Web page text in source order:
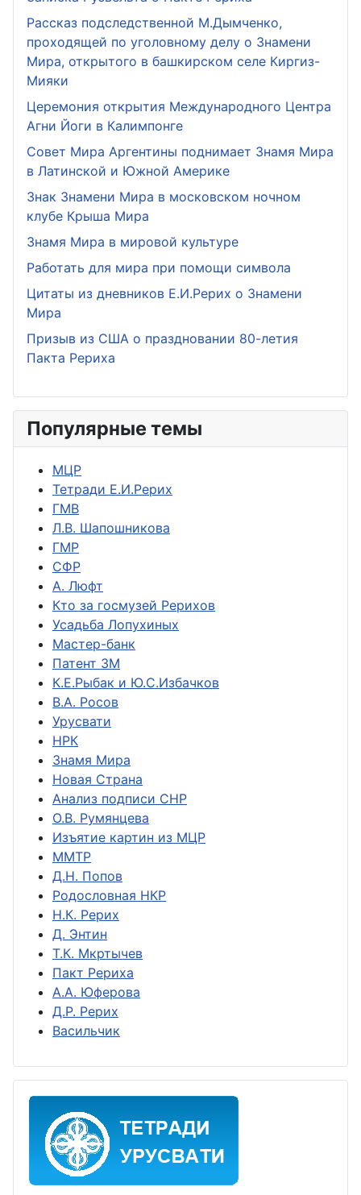
Рассказ подследственной М.Дымченко,
проходящей по уголовному делу о Знамени
Мира, открытого в башкирском селе Киргиз-
Мияки
Церемония открытия Международного Центра
Агни Йоги в Калимпонге
Совет Мира Аргентины поднимает Знамя Мира
в Латинской и Южной Америке
Знак Знамени Мира в московском ночном
клубе Крыша Мира
Знамя Мира в мировой культуре
Работать для мира при помощи символа
Цитаты из дневников Е.И.Рерих о Знамени
Мира
Призыв из США о праздновании 80-летия
Пакта Рериха
Популярные темы
МЦР
Тетради Е.И.Рерих
ГМВ
Л.В. Шапошникова
ГМР
СФР
А. Люфт
Кто за госмузей Рерихов
Усадьба Лопухиных
Мастер-банк
Патент ЗМ
К.Е.Рыбак и Ю.С.Избачков
В.А. Росов
Урусвати
НРК
Знамя Мира
Новая Страна
Анализ подписи СНР
О.В. Румянцева
Изъятие картин из МЦР
ММТР
Д.Н. Попов
Родословная НКР
Н.К. Рерих
Д. Энтин
Т.К. Мкртычев
Пакт Рериха
А.А. Юферова
Д.Р. Рерих
Васильчик